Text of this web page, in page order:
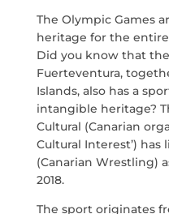
The Olympic Games
heritage for the
Did you know that
Fuerteventura,
Islands, also has a
intangible heritage?
Cultural (Canarian
Cultural Interest’) has
(Canarian Wrestling)
2018.
The sport originates